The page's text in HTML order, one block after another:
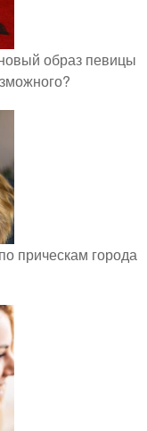
образ певицы
прическам города